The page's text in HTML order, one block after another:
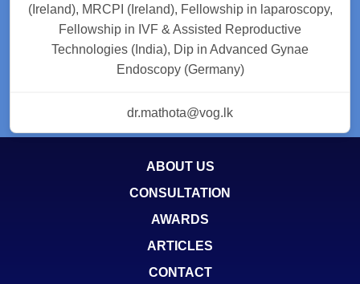
(Ireland), MRCPI (Ireland), Fellowship in laparoscopy,
Fellowship in IVF & Assisted Reproductive
Technologies (India), Dip in Advanced Gynae
Endoscopy (Germany)
dr.mathota@vog.lk
ABOUT US
CONSULTATION
AWARDS
ARTICLES
CONTACT